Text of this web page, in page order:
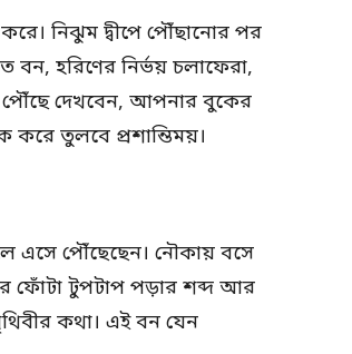
নিঝুম দ্বীপে পৌঁছানোর পর
বন, হরিণের নির্ভয় চলাফেরা,
পৌঁছে দেখবেন, আপনার বুকের
তুলবে প্রশান্তিময়।
এসে পৌঁছেছেন। নৌকায় বসে
ফোঁটা টুপটাপ পড়ার শব্দ আর
কথা। এই বন যেন